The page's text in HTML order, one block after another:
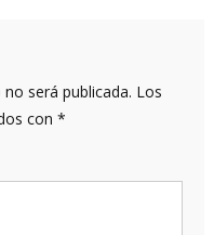
será publicada. Los
con *